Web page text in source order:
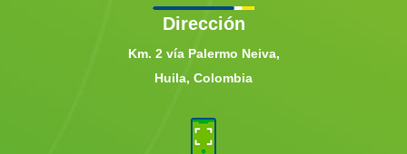
Dirección
Km. 2 vía Palermo Neiva,
Huila, Colombia